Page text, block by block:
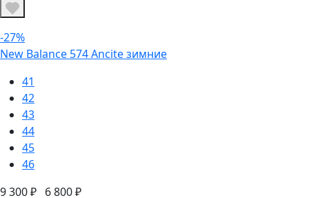
-27%
New Balance 574 Ancite зимние
41
42
43
44
45
46
9 300 ₽ 6 800 ₽